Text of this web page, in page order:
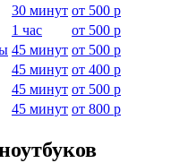
30 минут от 500 р
1 час от 500 р
45 минут от 500 р
45 минут от 400 р
45 минут от 500 р
45 минут от 800 р